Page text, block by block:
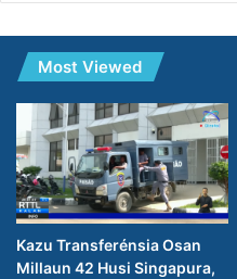
Most Viewed
Kazu Transferénsia Osan
Millaun 42 Husi Singapura,